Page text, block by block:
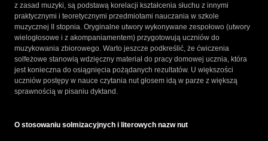
z zasad muzyki, są podstawą korelacji kształcenia słuchu z innymi
praktycznymi i teoretycznymi przedmiotami nauczania w szkole
muzycznej II stopnia. Oryginalne utwory wykonywane zespołowo (utwory
wielogłosowe i z akompaniamentem) przygotowują uczniów do
muzykowania zbiorowego. Warto jeszcze podkreślić, że ćwiczenia
solfeżowe stanowią wdzięczny materiał do pracy domowej ucznia, która
jest konieczna do osiągnięcia pożądanych rezultatów. U większości
uczniów postępy w nauce czytania nut głosem idą w parze z większą
sprawnością w pisaniu dyktand.
O stosowaniu solmizacyjnych i literowych nazw nut